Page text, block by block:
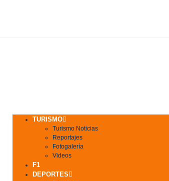
TURISMO
Turismo Noticias
Reportajes
Fotogalería
Videos
F1
DEPORTES